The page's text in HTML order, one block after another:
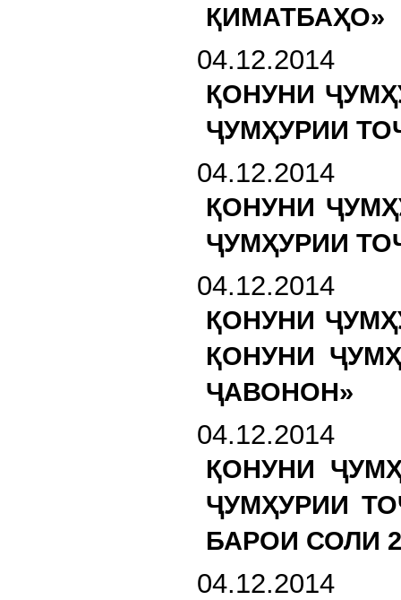
ҚИМАТБАҲО»
04.12.2014
ҚОНУНИ
ҶУМҲУРИИ
04.12.2014
ҚОНУНИ
ҶУМҲУРИИ
04.12.2014
ҚОНУНИ
ҚОНУНИ
ҶАВОНОН»
04.12.2014
ҚОНУНИ
ҶУМҲУРИИ
БАРОИ СОЛИ
04.12.2014